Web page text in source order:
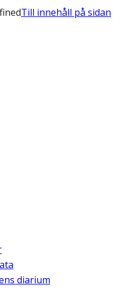
Till innehåll på sidan
diarium